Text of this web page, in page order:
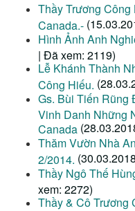
Thầy Trương
Canada.-
Hình Ảnh Anh
| Đã xem: 2119)
Lễ Khánh Thành
Công Hiếu.
Gs. Bùi Tiến Rũng
Vinh Danh Những
Canada
Thăm Vườn Nhà
2/2014.
Thầy Ngô Thế
xem: 2272)
Thầy & Cô Trương